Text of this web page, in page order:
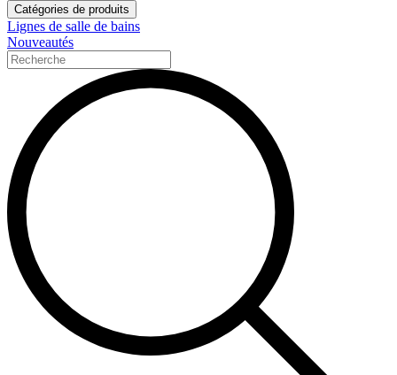
Catégories de produits
Lignes de salle de bains
Nouveautés